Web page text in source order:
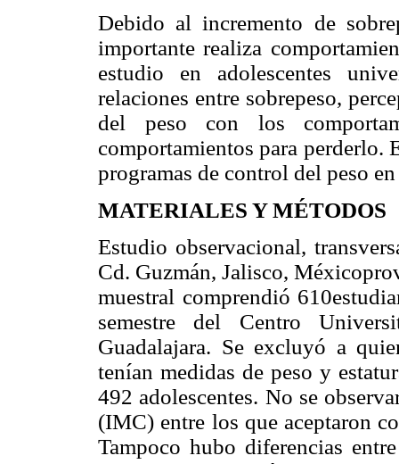
Debido al incremento de
importante realiza
estudio en adolescentes
relaciones entre sobrepeso,
del peso con los
comportamientos para perderlo.
programas de control del peso
MATERIALES Y MÉTODOS
Estudio observacional,
Cd. Guzmán, Jalisco,
muestral comprendió
semestre del Centro
Guadalajara. Se excluyó a
tenían medidas de peso y
492 adolescentes. No se
(IMC) entre los que aceptaron
Tampoco hubo diferencias